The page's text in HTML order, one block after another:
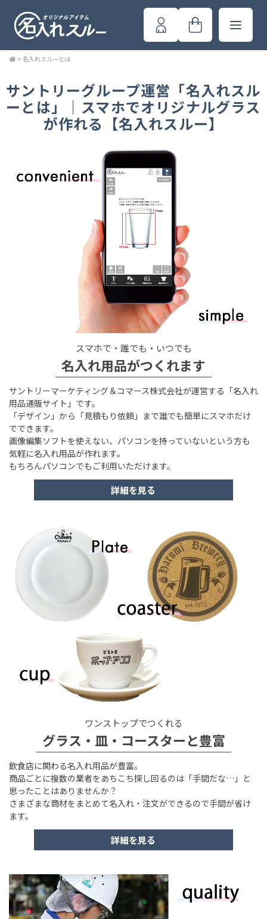
> 名入れスルーとは
サントリーグループ運営「名入れスル
ーとは」｜スマホでオリジナルグラス
が作れる【名入れスルー】
スマホで・誰でも・いつでも
名入れ用品がつくれます
サントリーマーケティング＆コマース株式会社が運営する「名入れ
用品通販サイト」です。
「デザイン」から「見積もり依頼」まで誰でも簡単にスマホだけ
でできます。
画像編集ソフトを使えない、パソコンを持っていないという方も
気軽に名入れ用品が作れます。
もちろんパソコンでもご利用いただけます。
詳細を見る
ワンストップでつくれる
グラス・皿・コースターと豊富
飲食店に関わる名入れ用品が豊富。
商品ごとに複数の業者をあちこち探し回るのは「手間だな…」と
思ったことはありませんか？
さまざまな商材をまとめて名入れ・注文ができるので手間が省け
ます。
詳細を見る